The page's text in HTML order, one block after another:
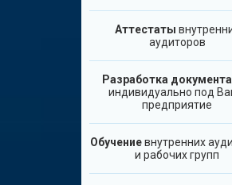
Аттестаты
аудиторов
Разработка
индивидуально под
предприятие
Обучениевнутренних
и рабочих групп